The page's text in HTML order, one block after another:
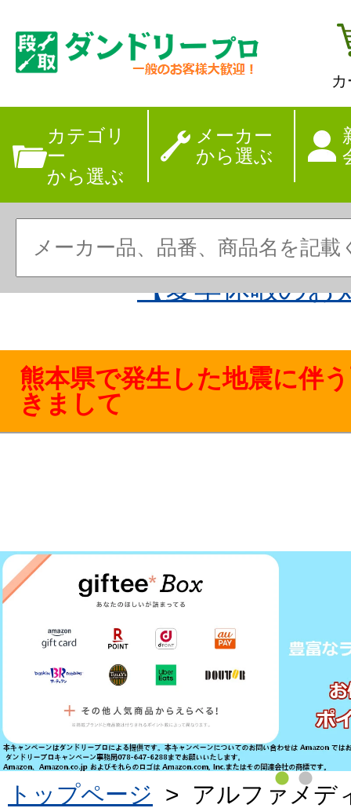
カテゴリ
ー
から選ぶ
メーカー
から選ぶ
【夏季休暇のお
熊本県で発生した地震に伴
きまして
トップページ > アルファメデ